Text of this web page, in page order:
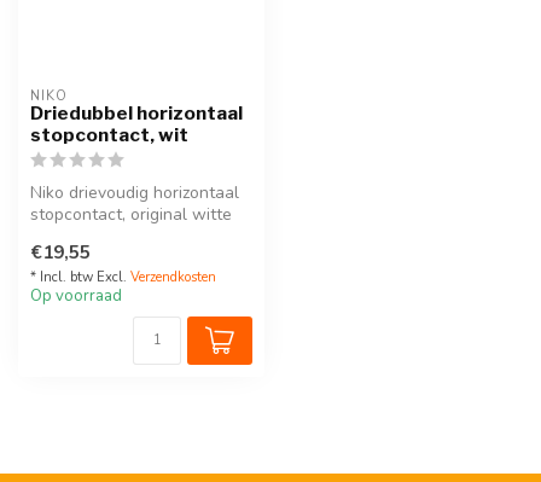
NIKO
Driedubbel horizontaal
stopcontact, wit
Niko drievoudig horizontaal
stopcontact, original witte
Volledige se...
€19,55
* Incl. btw Excl. Verzendkosten
Op voorraad